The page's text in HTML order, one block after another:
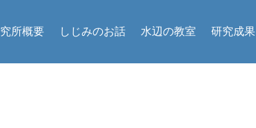
所概要 しじみのお話 水辺の教室 研究成果